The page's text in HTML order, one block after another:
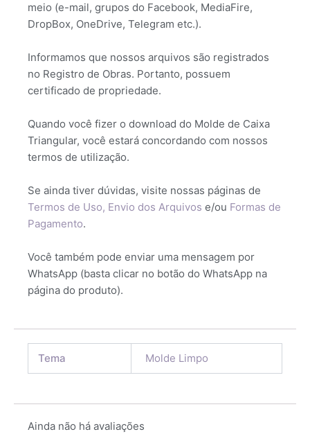
meio (e-mail, grupos do Facebook, MediaFire,
DropBox, OneDrive, Telegram etc.).
Informamos que nossos arquivos são registrados
no Registro de Obras. Portanto, possuem
certificado de propriedade.
Quando você fizer o download do Molde de Caixa
Triangular, você estará concordando com nossos
termos de utilização.
Se ainda tiver dúvidas, visite nossas páginas de
Termos de Uso, Envio dos Arquivos e/ou Formas de
Pagamento.
Você também pode enviar uma mensagem por
WhatsApp (basta clicar no botão do WhatsApp na
página do produto).
Tema Molde Limpo
Ainda não há avaliações